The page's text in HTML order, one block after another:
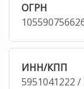
ОГРН
ИНН/КПП
5951041222 /